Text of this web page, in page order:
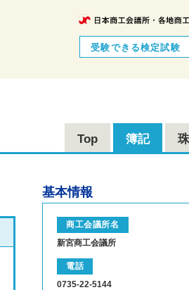
受験できる検定試験
Top 簿記
基本情報
商工会議所名
新宮商工会議所
電話
0735-22-5144